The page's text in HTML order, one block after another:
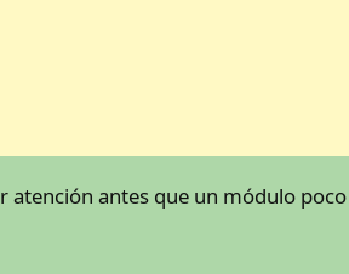
atención antes que un módulo poco